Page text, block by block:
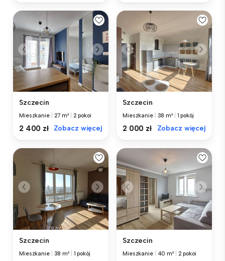
Szczecin
Mieszkanie 27 m² 2 pokoi
2 400 zł Zobacz więcej
Szczecin
Mieszkanie 38 m² 1 pokój
2 000 zł Zobacz więcej
Szczecin
Mieszkanie 38 m² 1 pokój
Szczecin
Mieszkanie 40 m² 2 pokoi